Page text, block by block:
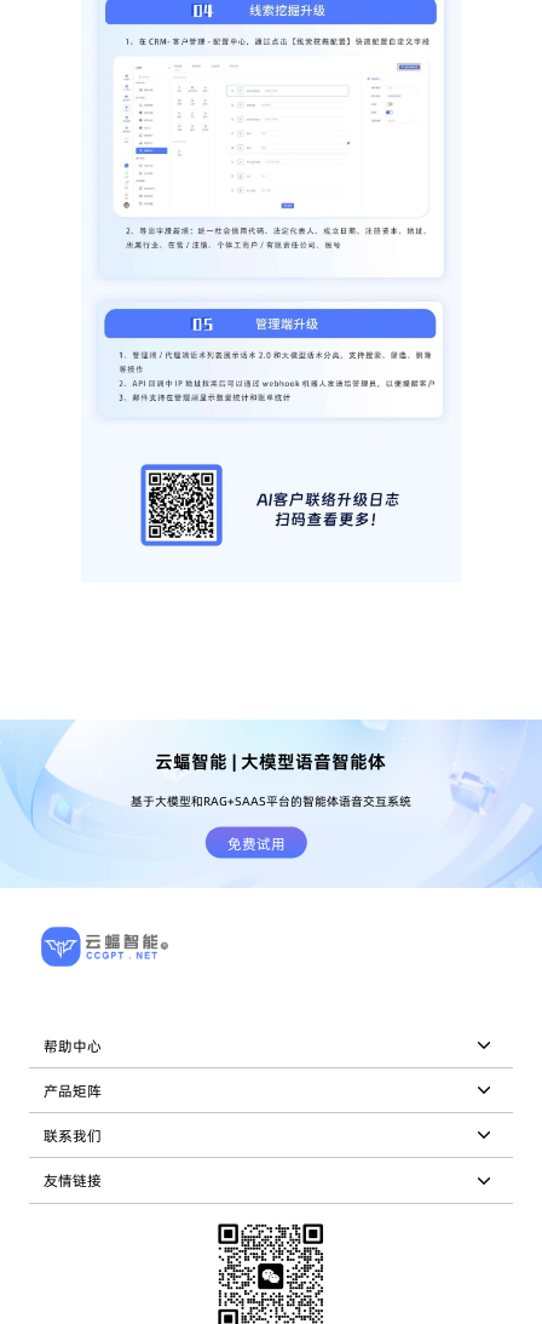
云蝠智能 | 大模型语音智能体
基于大模型和RAG+SAAS平台的智能体语音交互系统
免费试用
帮助中心
产品矩阵
联系我们
友情链接